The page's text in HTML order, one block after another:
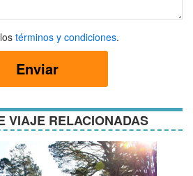
términos y condiciones.
Enviar
VIAJE RELACIONADAS